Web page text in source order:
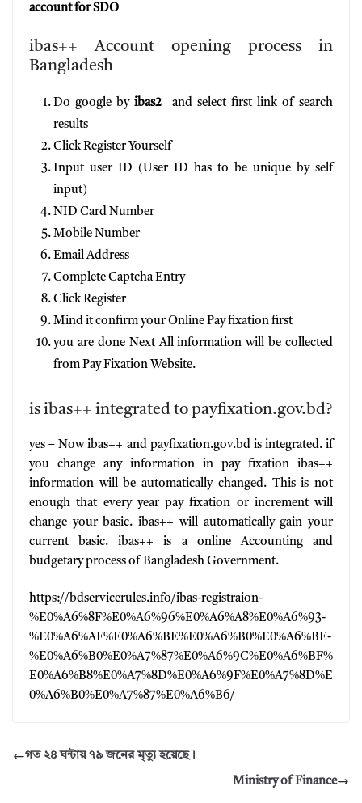
account for SDO
ibas++ Account opening process in
Bangladesh
Do google by ibas2 and select first link of search
results
Click Register Yourself
Input user ID (User ID has to be unique by self
input)
NID Card Number
Mobile Number
Email Address
Complete Captcha Entry
Click Register
Mind it confirm your Online Pay fixation first
you are done Next All information will be collected
from Pay Fixation Website.
is ibas++ integrated to payfixation.gov.bd?
yes – Now ibas++ and payfixation.gov.bd is integrated. if
you change any information in pay fixation ibas++
information will be automatically changed. This is not
enough that every year pay fixation or increment will
change your basic. ibas++ will automatically gain your
current basic. ibas++ is a online Accounting and
budgetary process of Bangladesh Government.
https://bdservicerules.info/ibas-registraion-
%E0%A6%8F%E0%A6%96%E0%A6%A8%E0%A6%93-
%E0%A6%AF%E0%A6%BE%E0%A6%B0%E0%A6%BE-
%E0%A6%B0%E0%A7%87%E0%A6%9C%E0%A6%BF%
E0%A6%B8%E0%A7%8D%E0%A6%9F%E0%A7%8D%E
0%A6%B0%E0%A7%87%E0%A6%B6/
গত ২৪ ঘন্টায় ৭৯ জনের মৃত্যু হয়েছে।
Ministry of Finance